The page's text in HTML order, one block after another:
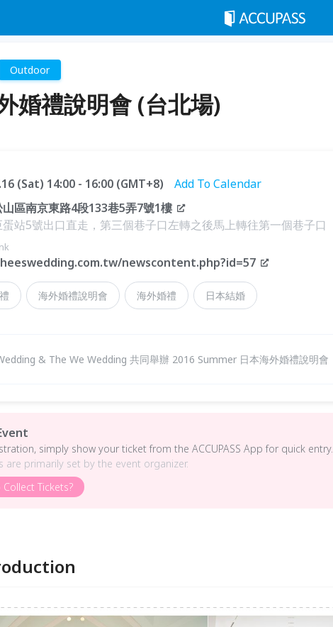
Outdoor
婚禮說明會 (台北場)
(Sat) 14:00 - 16:00 (GMT+8)
Add To Calendar
區南京東路4段133巷5弄7號1樓
站5號出口直走，第三個巷子口左轉之後馬上轉往第一個巷子口
newscontent.php?id=57
海外婚禮說明會 海外婚禮 日本結婚
& The We Wedding 共同舉辦 2016 Summer 日本海外婚禮說明會
simply show your ticket from the ACCUPASS App for quick entry.
are primarily set by the event organizer.
Tickets?